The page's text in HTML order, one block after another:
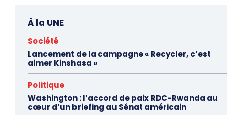
À la UNE
Société
Lancement de la campagne « Recycler, c’est
aimer Kinshasa »
Politique
Washington : l’accord de paix RDC-Rwanda au
cœur d’un briefing au Sénat américain